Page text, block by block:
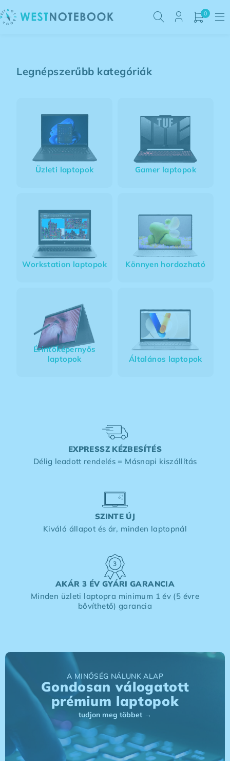
0
Legnépszerűbb kategóriák
Üzleti laptopok Gamer laptopok
Workstation laptopok Könnyen hordozható
Érintőképernyős
laptopok
Általános laptopok
EXPRESSZ KÉZBESÍTÉS
Délig leadott rendelés = Másnapi kiszállítás
SZINTE ÚJ
Kiváló állapot és ár, minden laptopnál
AKÁR 3 ÉV GYÁRI GARANCIA
Minden üzleti laptopra minimum 1 év (5 évre
bővíthető) garancia
A MINŐSÉG NÁLUNK ALAP
Gondosan válogatott
prémium laptopok
tudjon meg többet →